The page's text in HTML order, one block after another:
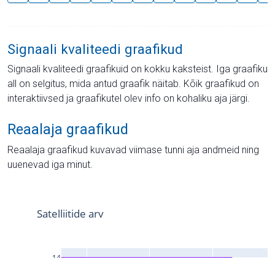
Signaali kvaliteedi graafikud
Signaali kvaliteedi graafikuid on kokku kaksteist. Iga graafiku
all on selgitus, mida antud graafik näitab. Kõik graafikud on
interaktiivsed ja graafikutel olev info on kohaliku aja järgi.
Reaalaja graafikud
Reaalaja graafikud kuvavad viimase tunni aja andmeid ning
uuenevad iga minut.